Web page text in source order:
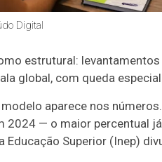
Digital
estrutural:
global, com queda
aparece nos
2024 — o maior percentual
Educação Superior (Inep)